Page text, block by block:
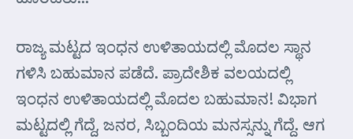
ರಾಜ್ಯ ಮಟ್ಟದ ಇಂಧನ ಉಳಿತಾಯದಲ್ಲಿ ಮೊದಲ ಸ್ಥಾನ
ಗಳಿಸಿ ಬಹುಮಾನ ಪಡೆದೆ. ಪ್ರಾದೇಶಿಕ ವಲಯದಲ್ಲಿ
ಇಂಧನ ಉಳಿತಾಯದಲ್ಲಿ ಮೊದಲ ಬಹುಮಾನ! ವಿಭಾಗ
ಮಟ್ಟದಲ್ಲಿ ಗೆದ್ದೆ, ಜನರ, ಸಿಬ್ಬಂದಿಯ ಮನಸ್ಸನ್ನು ಗೆದ್ದೆ. ಆಗ